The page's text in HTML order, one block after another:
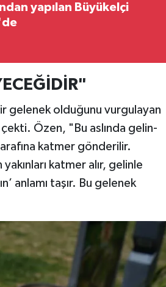
yapılan Büyükelçi
gelenek olduğunu vurgulayan
Özen, "Bu aslında gelin-
katmer gönderilir.
katmer alır, gelinle
anlamı taşır. Bu gelenek